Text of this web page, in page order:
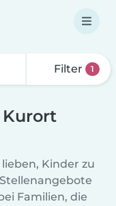
Filter 1
Kurort
Kinder zu
Familien, die